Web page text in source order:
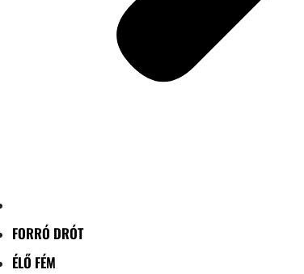
FORRÓ DRÓT
ÉLŐ FÉM